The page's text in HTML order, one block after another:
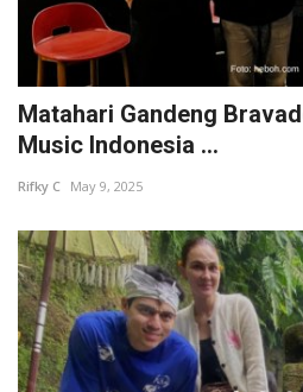
Matahari Gandeng
Music Indonesia ...
Rifky C May 9, 2025